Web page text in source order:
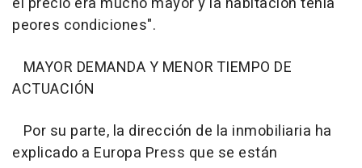
peores condiciones".
MAYOR DEMANDA Y MENOR TIEMPO DE
ACTUACIÓN
Por su parte, la dirección de la inmobiliaria ha
explicado a Europa Press que se están